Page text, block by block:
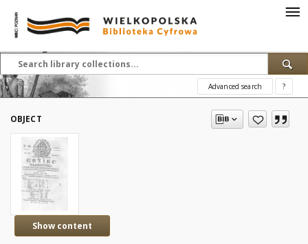
Advanced search ?
OBJECT
Show content